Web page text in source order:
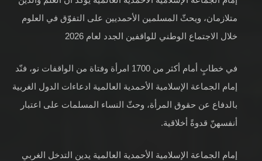
متلازمان، ويحثّ المسلمين الأحمديين على التفوّق في العلوم
خلال الاجتماع الوطني للواقفين الجدد لعام 2026
في خطابٍ أمام أكثر من 1700 امرأة وفتاة من الواقفات نو، فنّد
إمام الجماعة الإسلامية الأحمدية العالمية ادعاءات الدول الغربية
بالدفاع عن حقوق المرأة، وحثّ النساء المسلمات على اعتبار
أنفسهنّ قدوةً أخلاقية.
إمام الجماعة الإسلامية الأحمدية العالمية يدين التدخل الغربي